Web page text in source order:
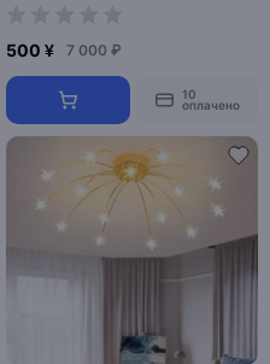
500 ¥ 7 000 ₽
10
оплачено